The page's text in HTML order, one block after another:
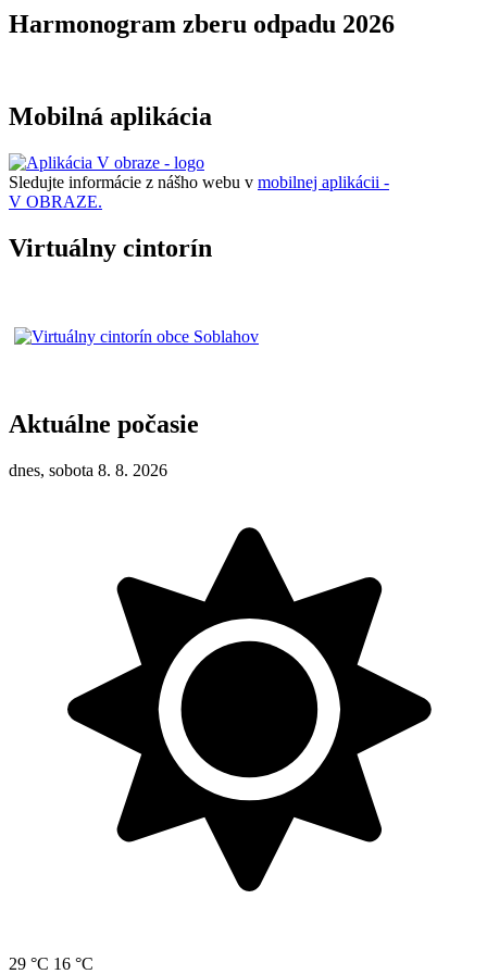
Harmonogram zberu odpadu 2026
Mobilná aplikácia
Sledujte informácie z nášho webu v mobilnej aplikácii -
V OBRAZE.
Virtuálny cintorín
Aktuálne počasie
dnes, sobota 8. 8. 2026
29 °C 16 °C